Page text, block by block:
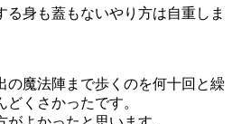
る身も蓋もないやり方は自重しま
の魔法陣まで歩くのを何十回と繰
くさかったです。